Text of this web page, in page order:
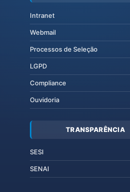
Intranet
Webmail
Processos de Seleção
LGPD
Compliance
Ouvidoria
TRANSPARÊNCIA
SESI
SENAI